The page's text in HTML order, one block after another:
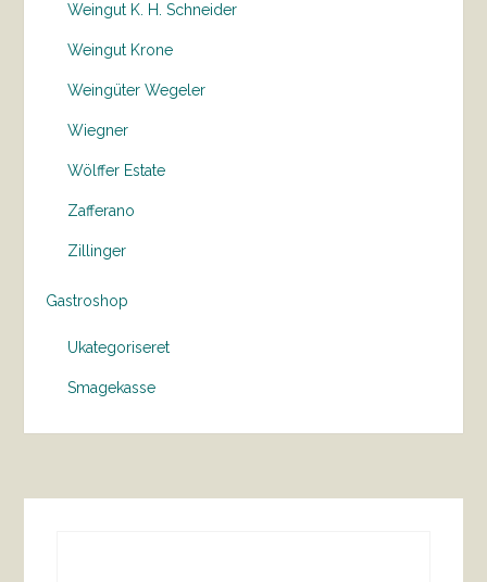
Weingut K. H. Schneider
Weingut Krone
Weingüter Wegeler
Wiegner
Wölffer Estate
Zafferano
Zillinger
Gastroshop
Ukategoriseret
Smagekasse